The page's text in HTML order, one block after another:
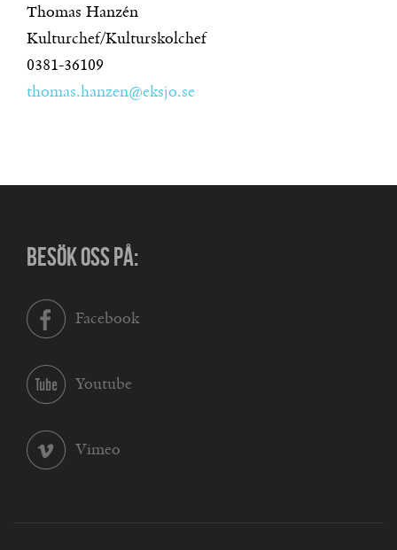
Thomas Hanzén
Kulturchef/Kulturskolchef
0381-36109
thomas.hanzen@eksjo.se
BESÖK OSS PÅ:
Facebook
Youtube
Vimeo